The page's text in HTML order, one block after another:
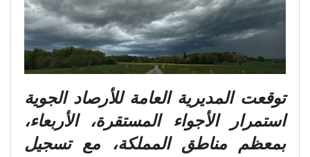
توقعت المديرية العامة للأرصاد الجوية
استمرار الأجواء المستقرة، الأربعاء،
بمعظم مناطق المملكة، مع تسجيل